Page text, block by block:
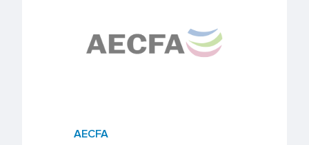
AECFA